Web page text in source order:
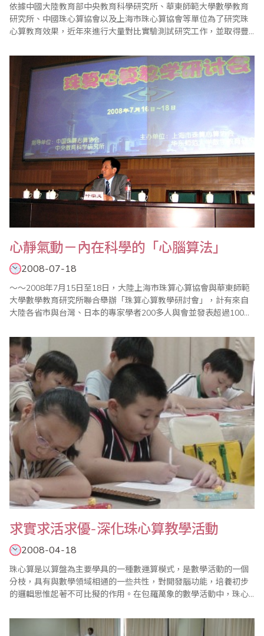
依據中國大陸教育部中央教育科學研究所、華東師範大學數學教育
研究所、中國珠心算協會以及上海市珠心算協會等單位為了研究珠
心算教育效果，近年來進行大量對比實驗測試研究工作，並取得豐
享各界。 壹、學習珠心算的具體功能 一、記憶力提高，記憶力是智
力最重要的的因素。沒有記憶力就不存在智力。學習就是靠記憶、
理解知識掌..
心靜氣動－內在科學的「心腦算法」
2008-07-18
～～2008年7月15日至18日，大陸上海市珠算心算協會與華東師範
大學數學教育研究所聯合舉辦「珠算心算教學研討會」，計有來自
大陸各省市與台灣、日本的專家學者200多人與會並發表超過100篇
注珠心算超過40年的體悟，在大會中發表了《心境氣動－內在科學
的「心腦算法」》一文，同時於珠算全球資訊網中刊載～～ 一、前
言 ..
求實求活求優-深化珠心算教學活動
2008-04-18
珠心算是以算盤為主要學具的一種數運算模式，是數學活動的一個
分枝，具有與數學領域相通的一些共性，對開發腦功能，培養初步
的邏輯思惟起著不可比擬的作用。在包羅萬象的數學活動中，珠心
聽心算等珠心算教學活動，不僅是對口、腦、手、眼等多種感官的
協調動作訓練，它還能及早開發幼兒的智力和非智力原素、培養幼